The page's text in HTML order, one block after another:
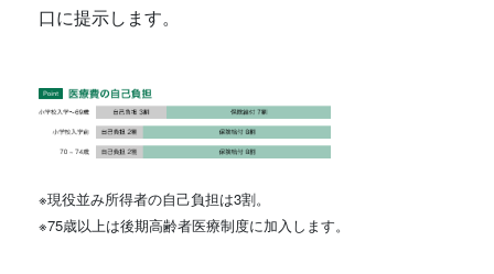
口に提示します。
※現役並み所得者の自己負担は3割。
※75歳以上は後期高齢者医療制度に加入します。